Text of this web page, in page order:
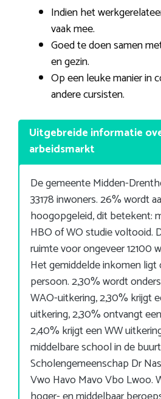
Indien het
vaak mee.
Goed te doen samen
en gezin.
Op een leuke manier in
andere cursisten.
Uitgebreide informatie
arbeidsmarkt
De gemeente Midden-
33178 inwoners. 26% wordt
hoogopgeleid, dit betekent:
HBO of WO studie voltooid.
ruimte voor ongeveer 12100
Het gemiddelde inkomen
persoon. 2,30% wordt
WAO-uitkering, 2,30% krijgt
uitkering, 2,30% ontvangt
2,40% krijgt een WW
middelbare school in de
Scholengemeenschap Dr
Vwo Havo Mavo Vbo Lwoo.